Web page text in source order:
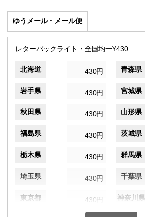
ゆうメール・メール便
レターパックライト・全国均一¥430
北海道 430円 青森県
岩手県 430円 宮城県
秋田県 430円 山形県
福島県 430円 茨城県
栃木県 430円 群馬県
埼玉県 430円 千葉県
東京都 430円 神奈川県